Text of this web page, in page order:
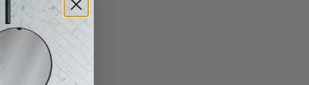
169
hvit SolidTec®